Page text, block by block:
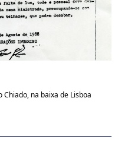
na baixa de Lisboa